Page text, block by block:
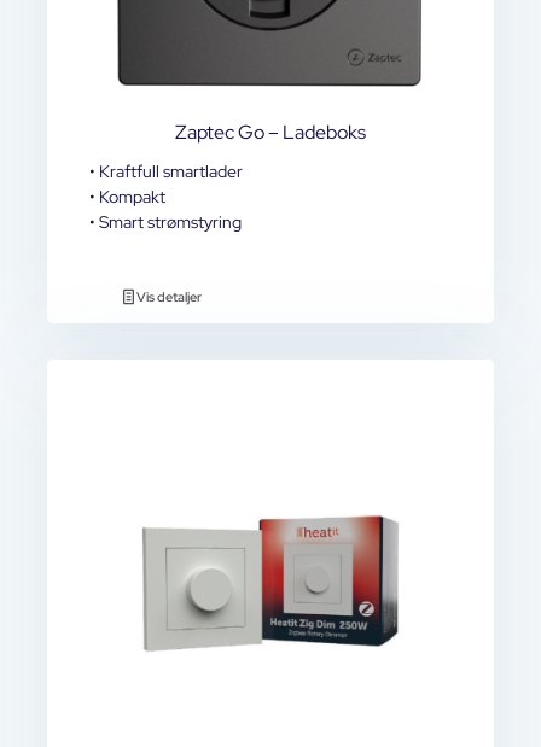
Zaptec Go – Ladeboks
• Kraftfull smartlader
• Kompakt
• Smart strømstyring
Vis detaljer